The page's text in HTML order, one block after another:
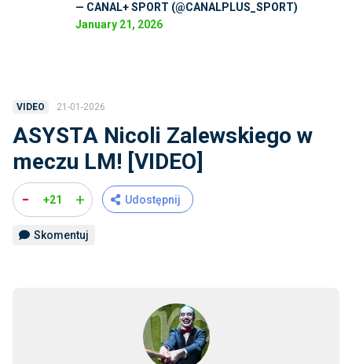
— CANAL+ SPORT (@CANALPLUS_SPORT)
January 21, 2026
VIDEO 21-01-2026
ASYSTA Nicoli Zalewskiego w
meczu LM! [VIDEO]
- +21 + Udostępnij
Skomentuj